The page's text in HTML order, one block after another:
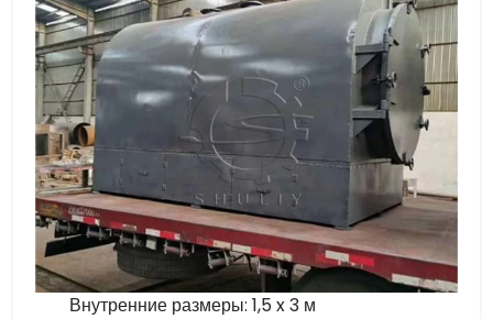
Внутренние размеры: 1,5 x 3 м